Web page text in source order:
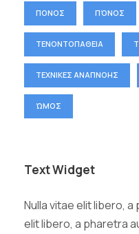
ΠΟΝΟΣ ΠΌΝΟΣ
ΤΕΝΟΝΤΟΠΑΘΕΙΑ
ΤΕΧΝΙΚΕΣ ΑΝΑΠΝΟΗΣ
ΏΜΟΣ
Text Widget
Nulla vitae elit libero,
elit libero, a pharetra